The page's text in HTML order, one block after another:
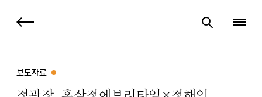
보도자료